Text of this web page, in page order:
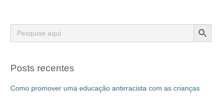
Search
for:
Search Button
Posts recentes
Como promover uma educação antirracista com as crianças